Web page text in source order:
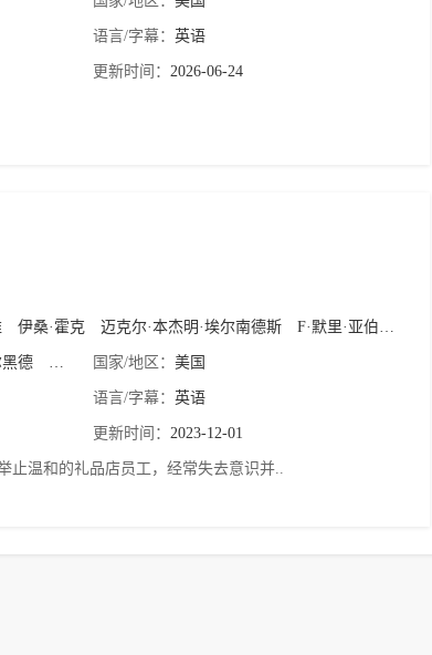
语言/字幕：英语
更新时间：2026-06-24
伊桑·霍克 迈克尔·本杰明·埃尔南德斯 F·默里·亚伯拉罕
黑德 贾斯汀·本森国家/地区：美国
语言/字幕：英语
更新时间：2023-12-01
止温和的礼品店员工，经常失去意识并..